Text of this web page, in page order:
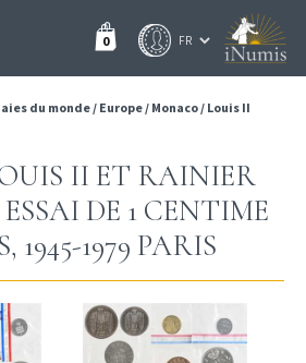
0
du monde/ Europe/ Monaco/ Louis II
II ET RAINIER
DE 1 CENTIME
1945-1979 PARIS